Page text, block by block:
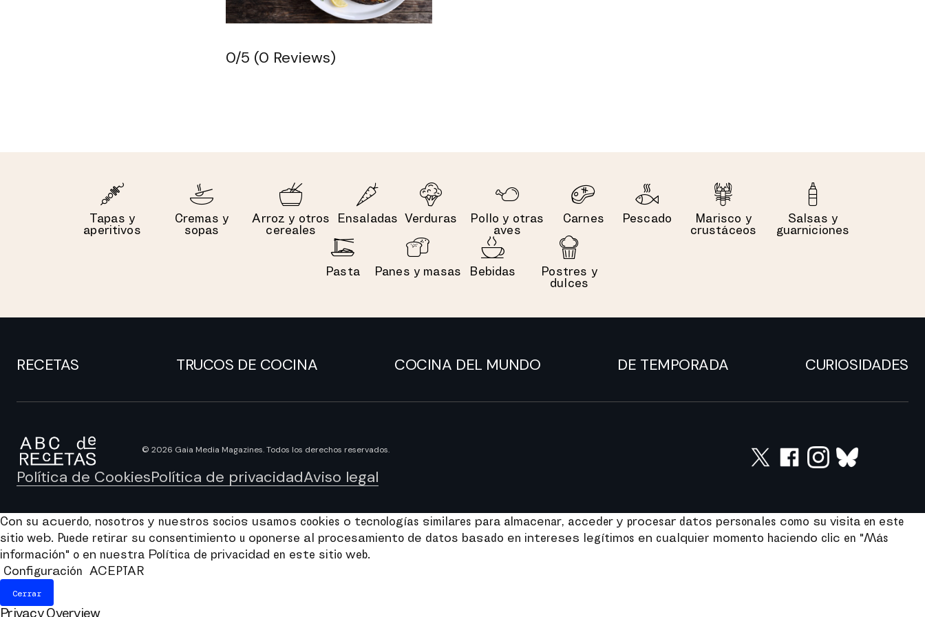
0/5 (0 Reviews)
Tapas y
aperitivos
Cremas y
sopas
Arroz y otros
cereales
Ensaladas Verduras
Pollo y otras
aves
Carnes Pescado
Marisco y
crustáceos
Salsas y
guarniciones
Pasta Panes y masas Bebidas
Postres y
dulces
RECETAS TRUCOS DE COCINA COCINA DEL MUNDO DE TEMPORADA CURIOSIDADES
© 2026 Gaia Media Magazines. Todos los derechos reservados.
Política de CookiesPolítica de privacidadAviso legal
Con su acuerdo, nosotros y nuestros socios usamos cookies o tecnologías similares para almacenar, acceder y procesar datos personales como su visita en este
sitio web. Puede retirar su consentimiento u oponerse al procesamiento de datos basado en intereses legítimos en cualquier momento haciendo clic en "Más
información" o en nuestra Política de privacidad en este sitio web.
Configuración
ACEPTAR
Cerrar
Privacy Overview